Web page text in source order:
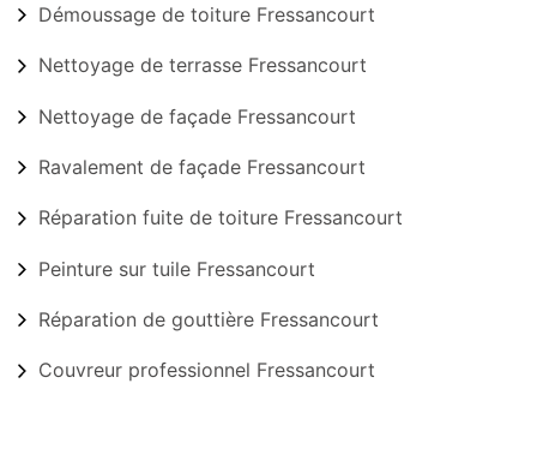
Démoussage de toiture Fressancourt
Nettoyage de terrasse Fressancourt
Nettoyage de façade Fressancourt
Ravalement de façade Fressancourt
Réparation fuite de toiture Fressancourt
Peinture sur tuile Fressancourt
Réparation de gouttière Fressancourt
Couvreur professionnel Fressancourt